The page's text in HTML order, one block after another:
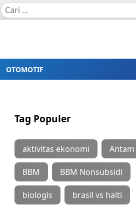
OTOMOTIF
Tag Populer
aktivitas ekonomi Antam
BBM BBM Nonsubsidi
biologis brasil vs haiti